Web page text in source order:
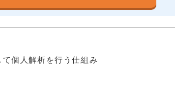
個人解析を行う仕組み